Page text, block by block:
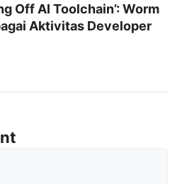
Off AI Toolchain’: Worm
Aktivitas Developer